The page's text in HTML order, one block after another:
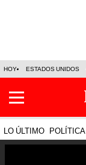
HOY ESTADOS UNIDOS
LO ÚLTIMO POLÍTICA